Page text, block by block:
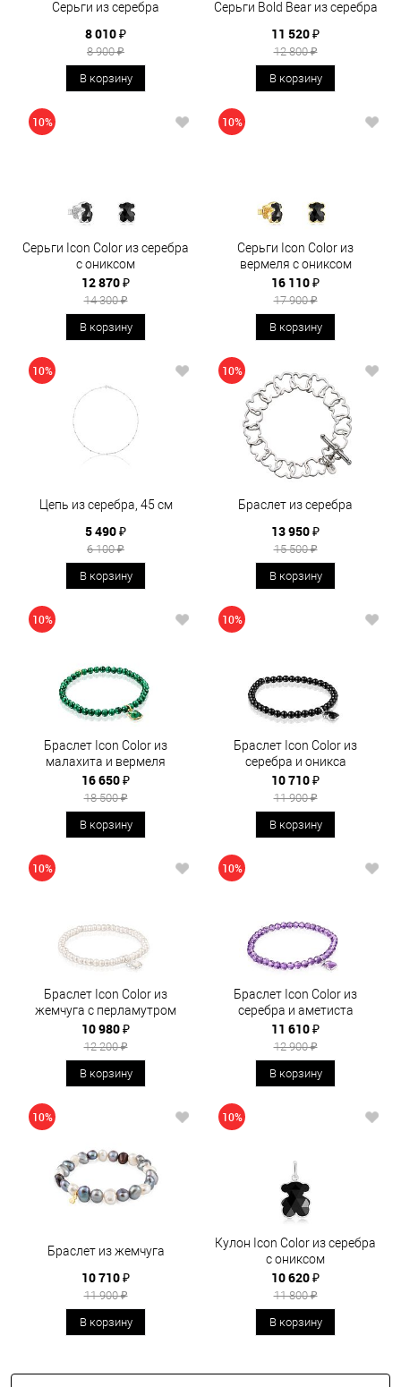
Серьги из серебра
8 010 ₽
8 900 ₽
В корзину
Серьги Bold Bear из серебра
11 520 ₽
12 800 ₽
В корзину
10%
Серьги Icon Color из серебра
с ониксом
12 870 ₽
14 300 ₽
В корзину
10%
Серьги Icon Color из
вермеля с ониксом
16 110 ₽
17 900 ₽
В корзину
10%
Цепь из серебра, 45 см
5 490 ₽
6 100 ₽
В корзину
10%
Браслет из серебра
13 950 ₽
15 500 ₽
В корзину
10%
Браслет Icon Color из
малахита и вермеля
16 650 ₽
18 500 ₽
В корзину
10%
Браслет Icon Color из
серебра и оникса
10 710 ₽
11 900 ₽
В корзину
10%
Браслет Icon Color из
жемчуга с перламутром
10 980 ₽
12 200 ₽
В корзину
10%
Браслет Icon Color из
серебра и аметиста
11 610 ₽
12 900 ₽
В корзину
10%
Браслет из жемчуга
10 710 ₽
11 900 ₽
В корзину
10%
Кулон Icon Color из серебра
с ониксом
10 620 ₽
11 800 ₽
В корзину